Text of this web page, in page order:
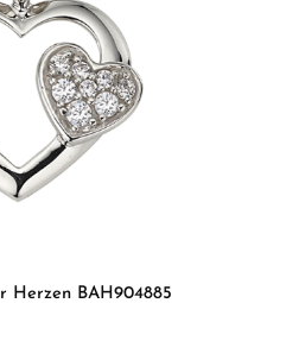
Herzen BAH904885